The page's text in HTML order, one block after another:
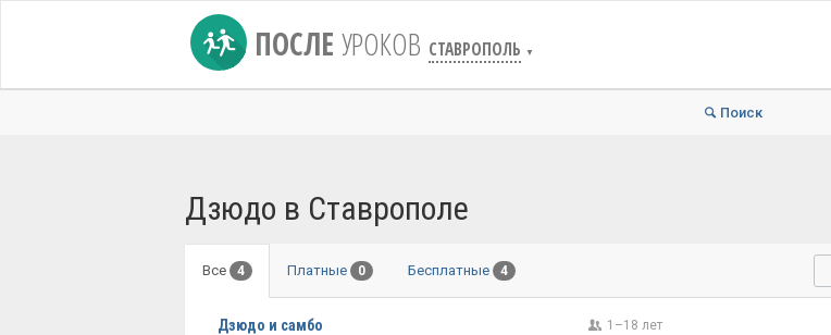
ПОСЛЕ УРОКОВ СТАВРОПОЛЬ ▼
Поиск
Дзюдо в Ставрополе
Все 4 Платные 0 Бесплатные 4
Дзюдо и самбо
1–18 лет